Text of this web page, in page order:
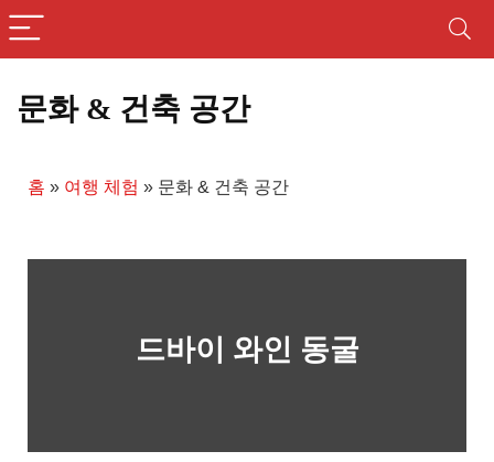
문화 & 건축 공간
홈 » 여행 체험 » 문화 & 건축 공간
드바이 와인 동굴